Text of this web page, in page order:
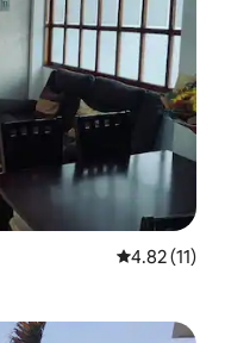
औसत रेटिंग 5 में
4.82 (11)